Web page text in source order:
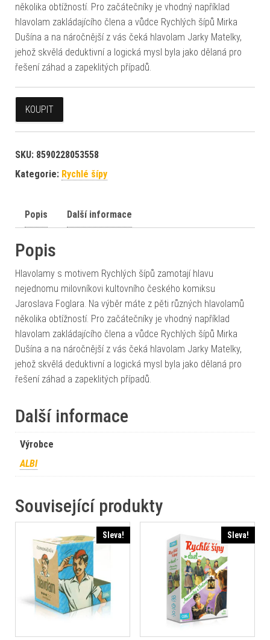
několika obtížností. Pro začátečníky je vhodný například
hlavolam zakládajícího člena a vůdce Rychlých šípů Mirka
Dušína a na náročnější z vás čeká hlavolam Jarky Matelky,
jehož skvělá deduktivní a logická mysl byla jako dělaná pro
řešení záhad a zapeklitých případů.
KOUPIT
SKU: 8590228053558
Kategorie: Rychlé šípy
Popis Další informace
Popis
Hlavolamy s motivem Rychlých šípů zamotají hlavu
nejednomu milovníkovi kultovního českého komiksu
Jaroslava Foglara. Na výběr máte z pěti různých hlavolamů
několika obtížností. Pro začátečníky je vhodný například
hlavolam zakládajícího člena a vůdce Rychlých šípů Mirka
Dušína a na náročnější z vás čeká hlavolam Jarky Matelky,
jehož skvělá deduktivní a logická mysl byla jako dělaná pro
řešení záhad a zapeklitých případů.
Další informace
Výrobce
ALBI
Související produkty
Sleva! Sleva!